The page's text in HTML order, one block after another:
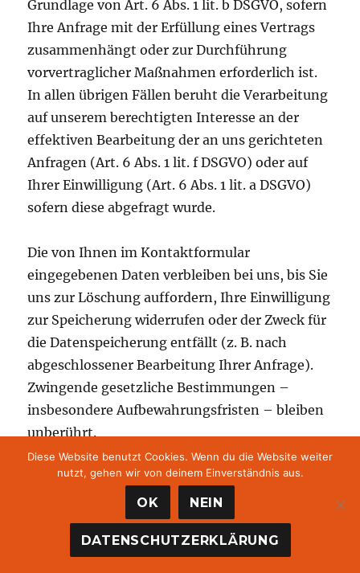
Grundlage von Art. 6 Abs. 1 lit. b DSGVO, sofern
Ihre Anfrage mit der Erfüllung eines Vertrags
zusammenhängt oder zur Durchführung
vorvertraglicher Maßnahmen erforderlich ist.
In allen übrigen Fällen beruht die Verarbeitung
auf unserem berechtigten Interesse an der
effektiven Bearbeitung der an uns gerichteten
Anfragen (Art. 6 Abs. 1 lit. f DSGVO) oder auf
Ihrer Einwilligung (Art. 6 Abs. 1 lit. a DSGVO)
sofern diese abgefragt wurde.
Die von Ihnen im Kontaktformular
eingegebenen Daten verbleiben bei uns, bis Sie
uns zur Löschung auffordern, Ihre Einwilligung
zur Speicherung widerrufen oder der Zweck für
die Datenspeicherung entfällt (z. B. nach
abgeschlossener Bearbeitung Ihrer Anfrage).
Zwingende gesetzliche Bestimmungen –
insbesondere Aufbewahrungsfristen – bleiben
unberührt.
Anfrage per E-Mail, Telefon oder
Wenn Sie uns per E-Mail, Telefon oder Telefax
Diese Website benutzt Cookies. Wenn du die Website weiter
nutzt, gehen wir von deinem Einverständnis aus.
OK NEIN
DATENSCHUTZERKLÄRUNG